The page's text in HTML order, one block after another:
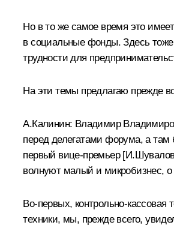
Но в то же самое время это
в социальные фонды. Здесь
трудности для
На эти темы предлагаю прежде
А.Калинин: Владимир
перед делегатами форума, а
первый вице-премьер
волнуют малый и микробизнес, о
Во-первых, контрольно-
техники, мы, прежде всего,